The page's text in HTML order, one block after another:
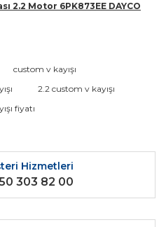
2.2 Motor 6PK873EE DAYCO
siz yapın!
açıklamalarında ve diğer
ederiz.
bulunuyor.
pahalı.
olmalı.
custom v kayışı
2.2 custom v kayışı
fiyatı
Hizmetleri
303 82 00